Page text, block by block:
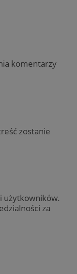
komentarzy
zostanie
użytkowników.
za